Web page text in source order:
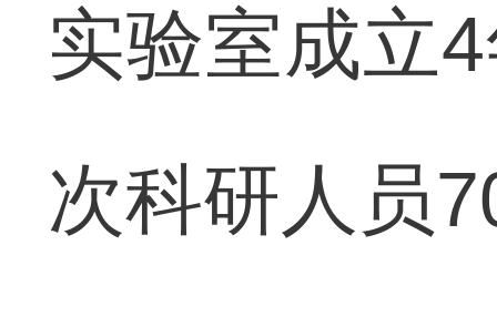
实验室成立
次科研人员